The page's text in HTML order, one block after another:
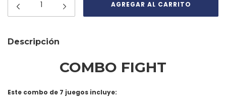
Descripción
COMBO FIGHT
Este combo de 7 juegos incluye: